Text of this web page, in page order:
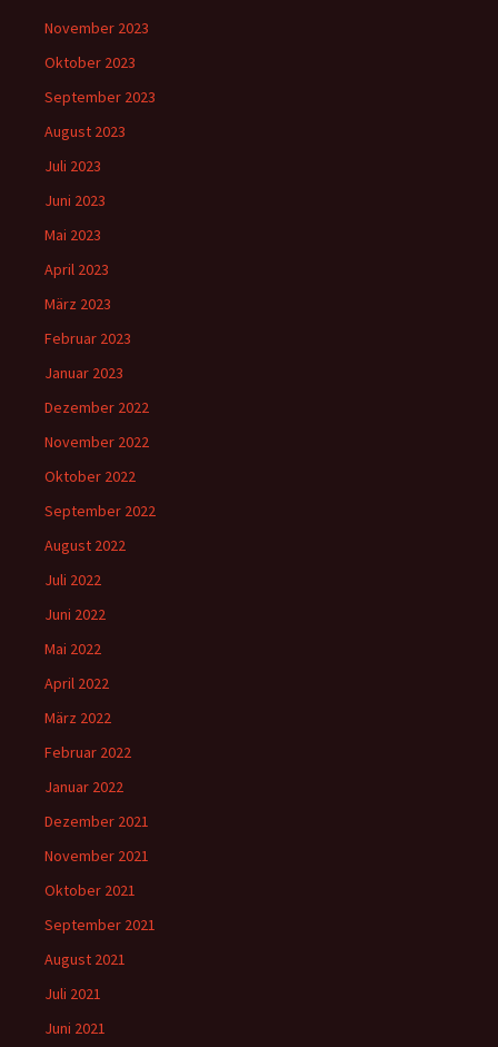
November 2023
Oktober 2023
September 2023
August 2023
Juli 2023
Juni 2023
Mai 2023
April 2023
März 2023
Februar 2023
Januar 2023
Dezember 2022
November 2022
Oktober 2022
September 2022
August 2022
Juli 2022
Juni 2022
Mai 2022
April 2022
März 2022
Februar 2022
Januar 2022
Dezember 2021
November 2021
Oktober 2021
September 2021
August 2021
Juli 2021
Juni 2021